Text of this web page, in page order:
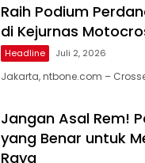
Raih Podium
di Kejurnas
Headline Juli 2, 2026
Jakarta, ntbone.com –
Jangan Asal Rem!
yang Benar untuk
Raya